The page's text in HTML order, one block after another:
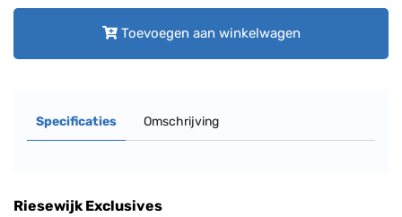
Toevoegen aan winkelwagen
Specificaties Omschrijving
Riesewijk Exclusives